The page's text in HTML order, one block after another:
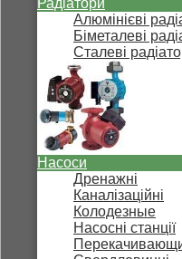
Радіатори
Алюмінієві
Біметалеві
Сталеві
Насоси
Дренажні
Каналізаційні
Колодезные
Насосні станції